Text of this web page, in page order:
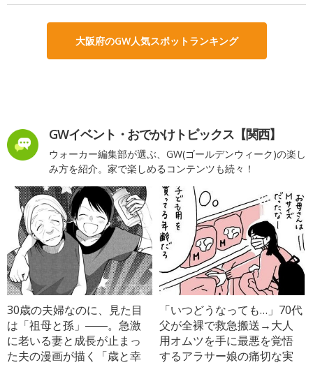
大阪府のGW人気スポットランキング
GWイベント・おでかけトピックス【関西】
ウォーカー編集部が選ぶ、GW(ゴールデンウィーク)の楽し
み方を紹介。家で楽しめるコンテンツも続々！
30歳の夫婦なのに、見た目
は「祖母と孫」――。急激
に老いる妻と成長が止まっ
た夫の漫画が描く「歳と幸
「いつどうなっても…」70代
父が全裸で救急搬送→大人
用オムツを手に最悪を覚悟
するアラサー娘の痛切な実